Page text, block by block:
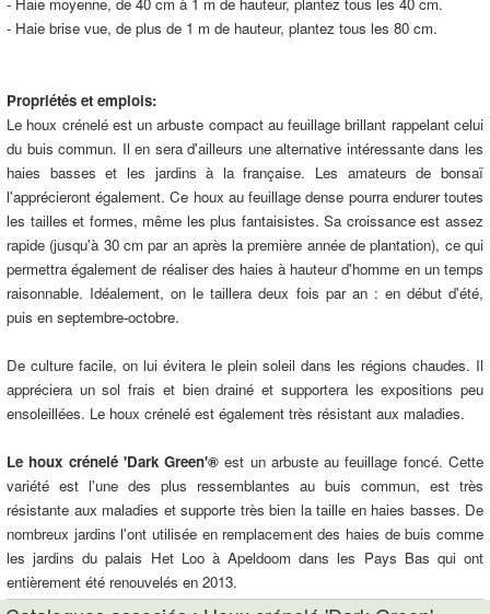
- Haie brise vue, de plus de 1 m de hauteur, plantez tous les 80 cm.
Propriétés et emplois:
Le houx crénelé est un arbuste compact au feuillage brillant rappelant celui
du buis commun. Il en sera d'ailleurs une alternative intéressante dans les
haies basses et les jardins à la française. Les amateurs de bonsaï
l'apprécieront également. Ce houx au feuillage dense pourra endurer toutes
les tailles et formes, même les plus fantaisistes. Sa croissance est assez
rapide (jusqu'à 30 cm par an après la première année de plantation), ce qui
permettra également de réaliser des haies à hauteur d'homme en un temps
raisonnable. Idéalement, on le taillera deux fois par an : en début d'été,
puis en septembre-octobre.
De culture facile, on lui évitera le plein soleil dans les régions chaudes. Il
appréciera un sol frais et bien drainé et supportera les expositions peu
ensoleillées. Le houx crénelé est également très résistant aux maladies.
Le houx crénelé 'Dark Green'® est un arbuste au feuillage foncé. Cette
variété est l'une des plus ressemblantes au buis commun, est très
résistante aux maladies et supporte très bien la taille en haies basses. De
nombreux jardins l'ont utilisée en remplacement des haies de buis comme
les jardins du palais Het Loo à Apeldoom dans les Pays Bas qui ont
entièrement été renouvelés en 2013.